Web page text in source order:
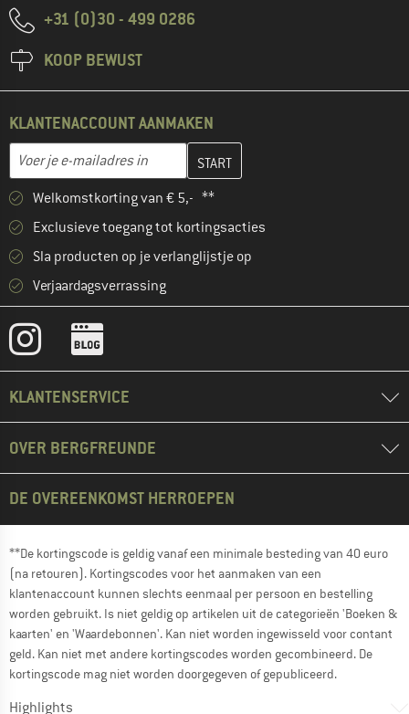
+31 (0)30 - 499 0286
KOOP BEWUST
KLANTENACCOUNT AANMAKEN
E-mailadres
Vul je e-mailadres hier in en maak in de volgende stap je
Welkomstkorting van € 5,- **
Exclusieve toegang tot kortingsacties
Sla producten op je verlanglijstje op
Verjaardagsverrassing
KLANTENSERVICE
OVER BERGFREUNDE
DE OVEREENKOMST HERROEPEN
**De kortingscode is geldig vanaf een minimale besteding van 40 euro
(na retouren). Kortingscodes voor het aanmaken van een
klantenaccount kunnen slechts eenmaal per persoon en bestelling
worden gebruikt. Is niet geldig op artikelen uit de categorieën 'Boeken &
kaarten' en 'Waardebonnen'. Kan niet worden ingewisseld voor contant
geld. Kan niet met andere kortingscodes worden gecombineerd. De
kortingscode mag niet worden doorgegeven of gepubliceerd.
Highlights